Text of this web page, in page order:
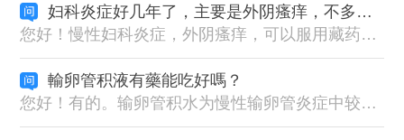
妇科炎症好几年了，主要是外阴瘙痒，不多，就一小块，但是有时这里有时那里，阴道口也有感觉还是痒
您好！慢性妇科炎症，外阴瘙痒，可以服用藏药组方【萨热大鹏丸 + 二十五味鬼臼丸 + 十三味菥蓂丸】，二十五味鬼臼丸祛风镇痛，调经血。用于妇女血症，风症，子宫虫病（藏译：盆腔炎、附件炎、子宫内膜炎、宫颈炎、子宫肌瘤、阴道炎），下肢关节疼痛、小腹、肝、胆、上体疼痛，心烦血虚，月经不调。十三味菥蓂丸清热，通淋，消炎止痛。用于淋病，睾丸肿大，膀胱炎，腰痛等。萨热大鹏丸消炎止痛。用于妇女白带过多、男性血尿、寒热肾病、急性腹痛、尿道感染。详细了解，可以添加我们的藏药师微信：XYZYW009，扎西德勒！
輸卵管积液有藥能吃好嗎？
您好！有的。输卵管积水为慢性输卵管炎症中较为常见的类型。可以服用藏药经典组合【二十五味鬼臼丸 + 十三味菥蓂丸】效果是比较好的。二十五味鬼臼丸主治祛风镇痛，调经血。用于妇女血症，风症，子宫虫病（藏译：盆腔炎、附件炎、子宫内膜炎、宫颈炎、子宫肌瘤、阴道炎），下肢关节疼痛、小腹、肝、胆、上体疼痛，心烦血虚，月经不调。十三味菥蓂丸主治清热、通淋、消炎止痛。用于淋病，睾丸肿大，膀胱炎，腰痛等。详细了解，可以添加我们的藏药师微信：XYZYW009，扎西德勒！